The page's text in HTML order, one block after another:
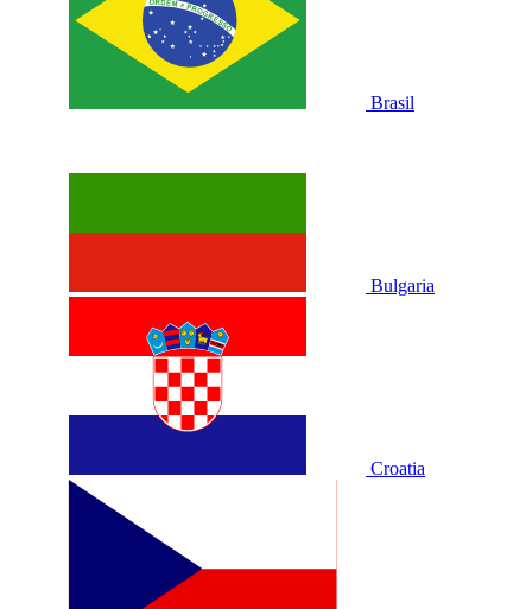
Brasil
Bulgaria
Croatia